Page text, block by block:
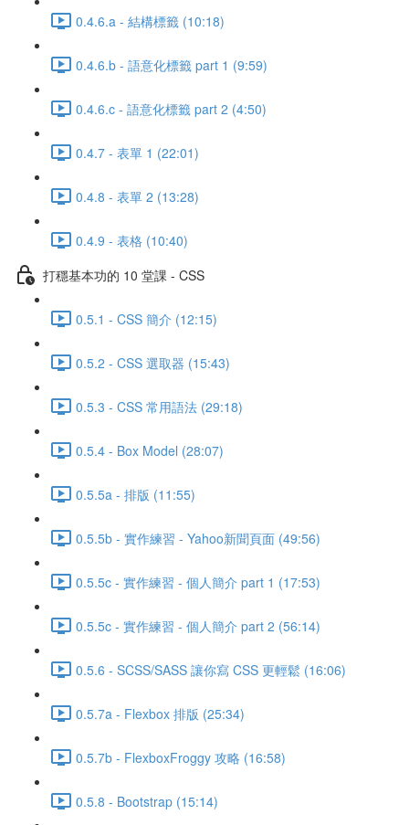
0.4.6.a - 結構標籤 (10:18)
0.4.6.b - 語意化標籤 part 1 (9:59)
0.4.6.c - 語意化標籤 part 2 (4:50)
0.4.7 - 表單 1 (22:01)
0.4.8 - 表單 2 (13:28)
0.4.9 - 表格 (10:40)
打穩基本功的 10 堂課 - CSS
0.5.1 - CSS 簡介 (12:15)
0.5.2 - CSS 選取器 (15:43)
0.5.3 - CSS 常用語法 (29:18)
0.5.4 - Box Model (28:07)
0.5.5a - 排版 (11:55)
0.5.5b - 實作練習 - Yahoo新聞頁面 (49:56)
0.5.5c - 實作練習 - 個人簡介 part 1 (17:53)
0.5.5c - 實作練習 - 個人簡介 part 2 (56:14)
0.5.6 - SCSS/SASS 讓你寫 CSS 更輕鬆 (16:06)
0.5.7a - Flexbox 排版 (25:34)
0.5.7b - FlexboxFroggy 攻略 (16:58)
0.5.8 - Bootstrap (15:14)